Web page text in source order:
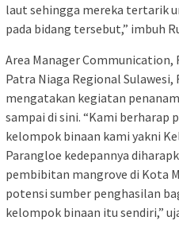
laut sehingga mereka tertarik
pada bidang tersebut,” imbuh
Area Manager Communication,
Patra Niaga Regional
mengatakan kegiatan
sampai di sini. “Kami berharap
kelompok binaan kami yakni
Parangloe kedepannya
pembibitan mangrove di Kota
potensi sumber penghasilan
kelompok binaan itu sendiri,”